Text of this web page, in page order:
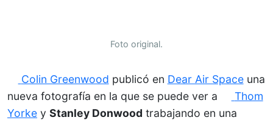
Foto original.
Colin Greenwood publicó en Dear Air Spaceuna
nueva fotografía en la que se puede ver a
Thom
Yorke y Stanley Donwood trabajando en una